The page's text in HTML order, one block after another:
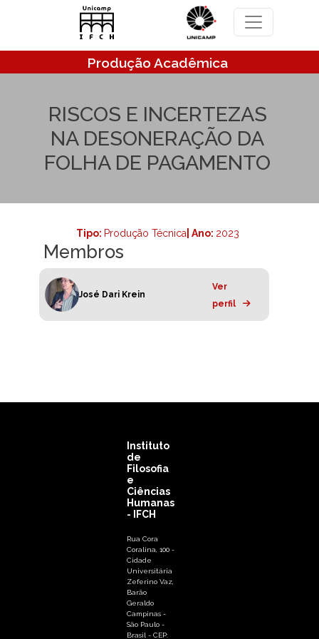
Pular para o conteúdo principal
Produção Acadêmica
RISCOS E INCERTEZAS
NA DESONERAÇÃO DA
FOLHA DE PAGAMENTO
Tipo: Produção Técnica | Ano: 2023
Membros
José Dari Krein
Ver
perfil
Instituto
de
Filosofia
e
Ciências
Humanas
- IFCH
Rua Cora
Coralina, 100 -
Cidade
Universitária
Zeferino Vaz,
Barão
Geraldo
Campinas -
São Paulo -
Brasil - CEP: